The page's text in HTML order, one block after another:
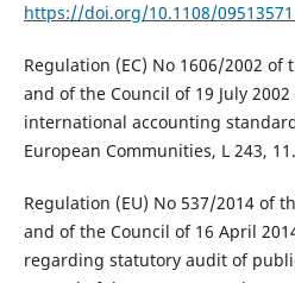
https://doi.org/10.1108/
Regulation (EC) No 1606/2002
and of the Council of 19 July
international accounting
European Communities, L 243,
Regulation (EU) No 537/2014 of
and of the Council of 16 April
regarding statutory audit of